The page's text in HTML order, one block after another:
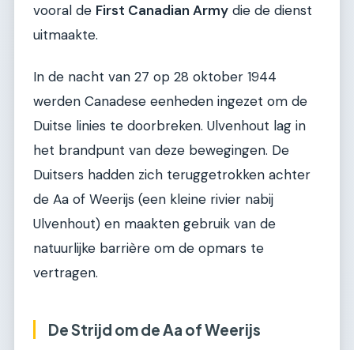
vooral de First Canadian Army die de dienst
uitmaakte.
In de nacht van 27 op 28 oktober 1944
werden Canadese eenheden ingezet om de
Duitse linies te doorbreken. Ulvenhout lag in
het brandpunt van deze bewegingen. De
Duitsers hadden zich teruggetrokken achter
de Aa of Weerijs (een kleine rivier nabij
Ulvenhout) en maakten gebruik van de
natuurlijke barrière om de opmars te
vertragen.
De Strijd om de Aa of Weerijs